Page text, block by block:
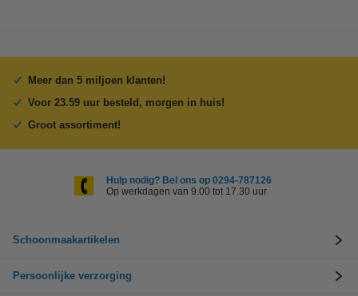
Meer dan 5 miljoen klanten!
Voor 23.59 uur besteld, morgen in huis!
Groot assortiment!
Hulp nodig? Bel ons op 0294-787126
Op werkdagen van 9.00 tot 17.30 uur
Schoonmaakartikelen
Persoonlijke verzorging